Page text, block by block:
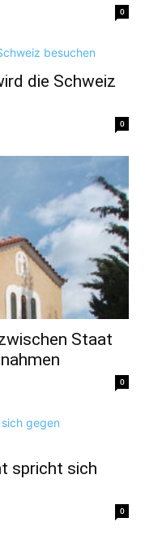
0
die Schweiz
0
Staat
0
spricht sich
0